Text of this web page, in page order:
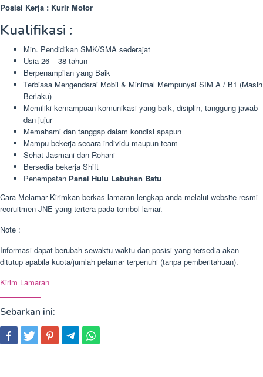
Posisi Kerja : Kurir Motor
Kualifikasi :
Min. Pendidikan SMK/SMA sederajat
Usia 26 – 38 tahun
Berpenampilan yang Baik
Terbiasa Mengendarai Mobil & Minimal Mempunyai SIM A / B1 (Masih
Berlaku)
Memiliki kemampuan komunikasi yang baik, disiplin, tanggung jawab
dan jujur
Memahami dan tanggap dalam kondisi apapun
Mampu bekerja secara individu maupun team
Sehat Jasmani dan Rohani
Bersedia bekerja Shift
Penempatan Panai Hulu Labuhan Batu
Cara Melamar Kirimkan berkas lamaran lengkap anda melalui website resmi
recruitmen JNE yang tertera pada tombol lamar.
Note :
Informasi dapat berubah sewaktu-waktu dan posisi yang tersedia akan
ditutup apabila kuota/jumlah pelamar terpenuhi (tanpa pemberitahuan).
Kirim Lamaran
Sebarkan ini: